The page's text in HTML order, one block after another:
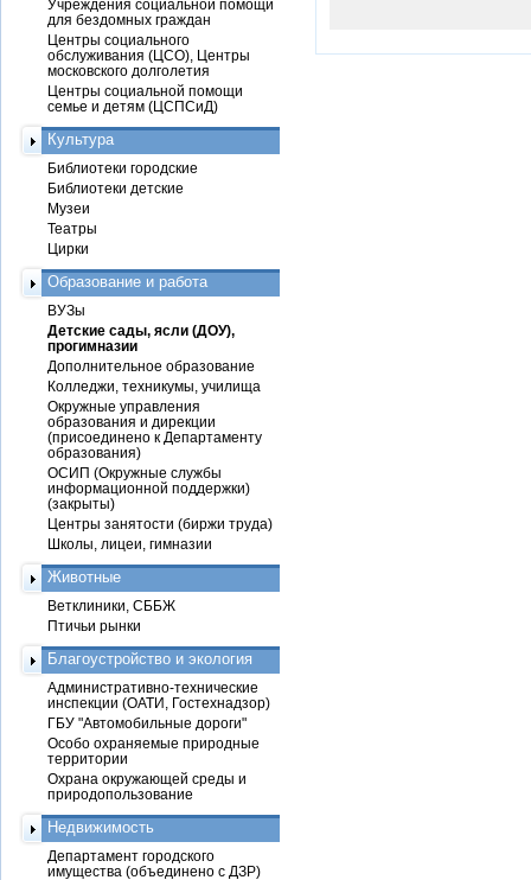
Учреждения социальной помощи
для бездомных граждан
Центры социального
обслуживания (ЦСО), Центры
московского долголетия
Центры социальной помощи
семье и детям (ЦСПСиД)
Культура
Библиотеки городские
Библиотеки детские
Музеи
Театры
Цирки
Образование и работа
ВУЗы
Детские сады, ясли (ДОУ),
прогимназии
Дополнительное образование
Колледжи, техникумы, училища
Окружные управления
образования и дирекции
(присоединено к Департаменту
образования)
ОСИП (Окружные службы
информационной поддержки)
(закрыты)
Центры занятости (биржи труда)
Школы, лицеи, гимназии
Животные
Ветклиники, СББЖ
Птичьи рынки
Благоустройство и экология
Административно-технические
инспекции (ОАТИ, Гостехнадзор)
ГБУ "Автомобильные дороги"
Особо охраняемые природные
территории
Охрана окружающей среды и
природопользование
Недвижимость
Департамент городского
имущества (объединено с ДЗР)